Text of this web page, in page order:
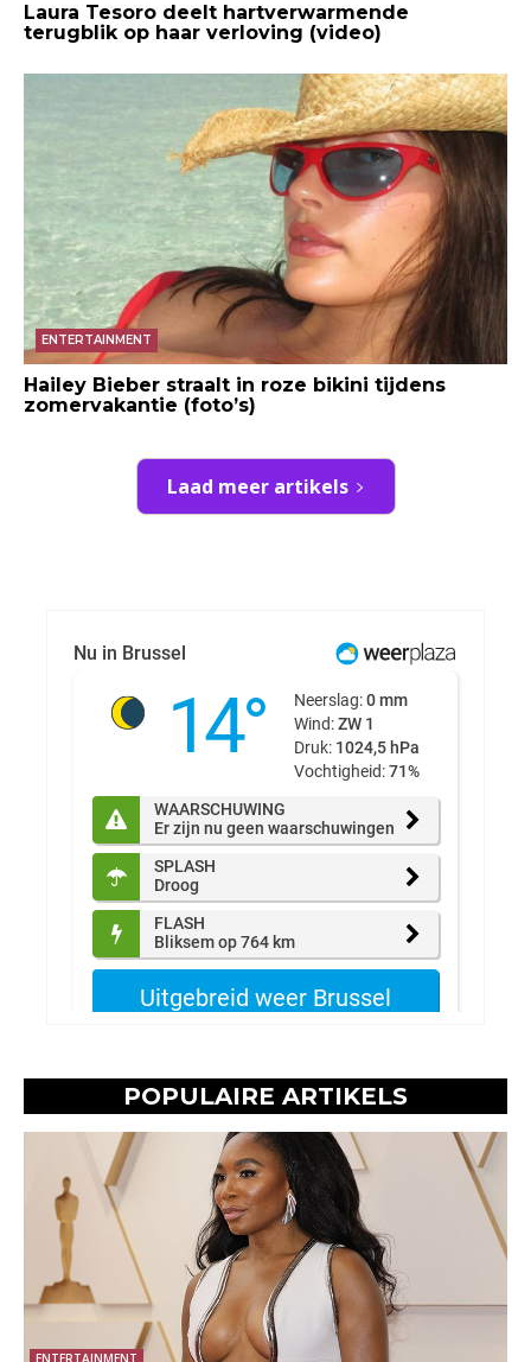
Laura Tesoro deelt hartverwarmende
terugblik op haar verloving (video)
ENTERTAINMENT
Hailey Bieber straalt in roze bikini tijdens
zomervakantie (foto’s)
Laad meer artikels
POPULAIRE ARTIKELS